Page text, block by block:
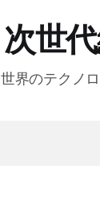
た。
世
界のテクノ